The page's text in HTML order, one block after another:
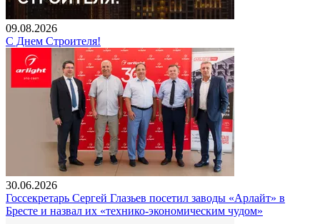
09.08.2026
С Днем Строителя!
30.06.2026
Госсекретарь Сергей Глазьев посетил заводы «Арлайт» в
Бресте и назвал их «технико-экономическим чудом»